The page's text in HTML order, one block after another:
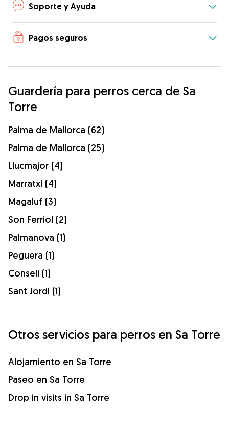
Soporte y Ayuda
Pagos seguros
Guardería para perros cerca de Sa
Torre
Palma de Mallorca (62)
Palma de Mallorca (25)
Llucmajor (4)
Marratxí (4)
Magaluf (3)
Son Ferriol (2)
Palmanova (1)
Peguera (1)
Consell (1)
Sant Jordi (1)
Otros servicios para perros en Sa Torre
Alojamiento en Sa Torre
Paseo en Sa Torre
Drop in visits in Sa Torre